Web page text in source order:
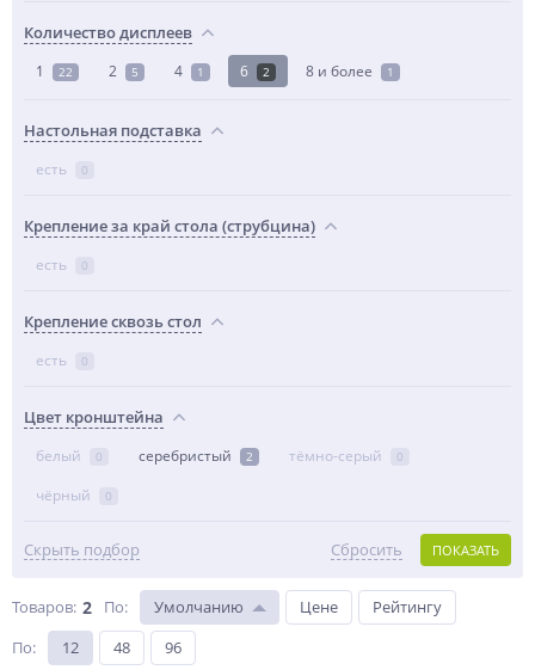
Количество дисплеев
1 22 2 5 4 1 6 2 8 и более 1
Настольная подставка
есть 0
Крепление за край стола (струбцина)
есть 0
Крепление сквозь стол
есть 0
Цвет кронштейна
белый 0 серебристый 2 тёмно-серый 0
чёрный 0
Скрыть подбор ПОКАЗАТЬ
Сбросить
Товаров: 2 По: Умолчанию Цене
Рейтингу
По: 12 48 96